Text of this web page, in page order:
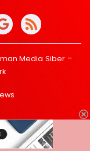
Media Siber